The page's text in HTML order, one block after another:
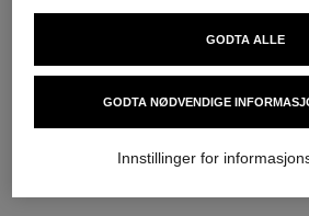
Eyeshadow – Liner – Kohl
8 tilgjengelige nyanser
GODTA NØDVENDIGE
GODTA ALLE
Innstillinger for